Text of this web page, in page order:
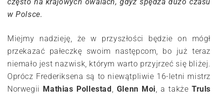
w Polsce.
Miejmy nadzieję, że w przyszłości będzie on mógł
przekazać pałeczkę swoim następcom, bo już teraz
niemało jest nazwisk, którym warto przyjrzeć się bliżej.
Oprócz Frederiksena są to niewątpliwie 16-letni mistrz
Norwegii Mathias Pollestad, Glenn Moi, a także Truls